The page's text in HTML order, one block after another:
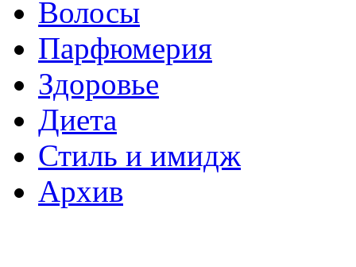
Волосы
Парфюмерия
Здоровье
Диета
Стиль и имидж
Архив